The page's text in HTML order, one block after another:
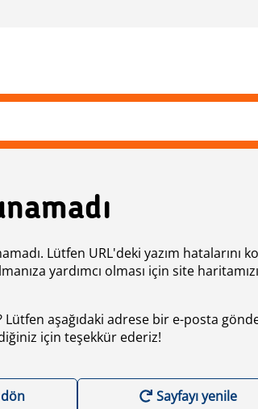
Lütfen URL'deki yazım hatalarını
yardımcı olması için site haritamızı
aşağıdaki adrese bir e-posta
için teşekkür ederiz!
Sayfayı yenile